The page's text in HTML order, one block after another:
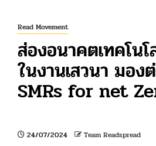
Read Movement
ส่องอนาคตเทคโน
ในงานเสวนา มอง
SMRs for net
24/07/2024 Team Readspread